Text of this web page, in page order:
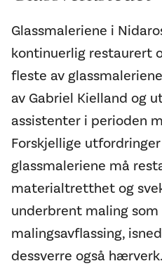
Glassmaleriene i
kontinuerlig restaurert
fleste av
av Gabriel Kielland og
assistenter i perioden
Forskjellige
glassmaleriene må
materialtretthet og
underbrent maling
malingsavflassing,
dessverre også hærverk.